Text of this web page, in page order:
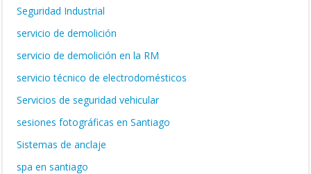
Seguridad Industrial
servicio de demolición
servicio de demolición en la RM
servicio técnico de electrodomésticos
Servicios de seguridad vehicular
sesiones fotográficas en Santiago
Sistemas de anclaje
spa en santiago